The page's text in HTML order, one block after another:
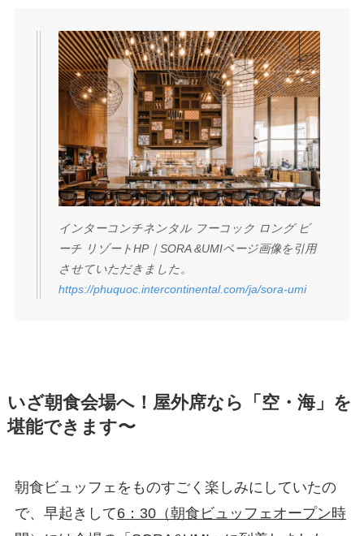
インターコンチネンタル フーコック ロング ビ
ーチ リゾートHP｜SORA &UMIページ画像を引用
させていただきました。
https://phuquoc.intercontinental.com/ja/sora-umi
いざ朝食会場へ！屋外席なら「空・海」を
堪能できます〜
朝食ビュッフェをものすごく楽しみにしていたの
で、早起きして6：30（朝食ビュッフェオープン時